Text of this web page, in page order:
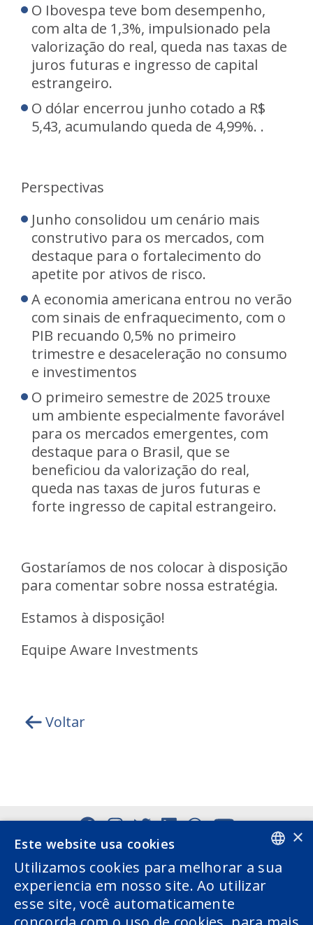
O Ibovespa teve bom desempenho,
com alta de 1,3%, impulsionado pela
valorização do real, queda nas taxas de
juros futuras e ingresso de capital
estrangeiro.
O dólar encerrou junho cotado a R$
5,43, acumulando queda de 4,99%. .
Perspectivas
Junho consolidou um cenário mais
construtivo para os mercados, com
destaque para o fortalecimento do
apetite por ativos de risco.
A economia americana entrou no verão
com sinais de enfraquecimento, com o
PIB recuando 0,5% no primeiro
trimestre e desaceleração no consumo
e investimentos
O primeiro semestre de 2025 trouxe
um ambiente especialmente favorável
para os mercados emergentes, com
destaque para o Brasil, que se
beneficiou da valorização do real,
queda nas taxas de juros futuras e
forte ingresso de capital estrangeiro.
Gostaríamos de nos colocar à disposição
para comentar sobre nossa estratégia.
Estamos à disposição!
Equipe Aware Investments
Voltar
PORTUGUESE
ENGLISH
×
Este website usa cookies
Utilizamos cookies para melhorar a sua
experiencia em nosso site. Ao utilizar
esse site, você automaticamente